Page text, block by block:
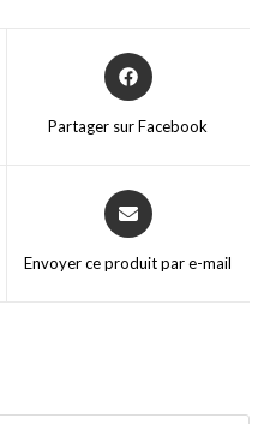
Partager sur Facebook
Envoyer ce produit par e-mail